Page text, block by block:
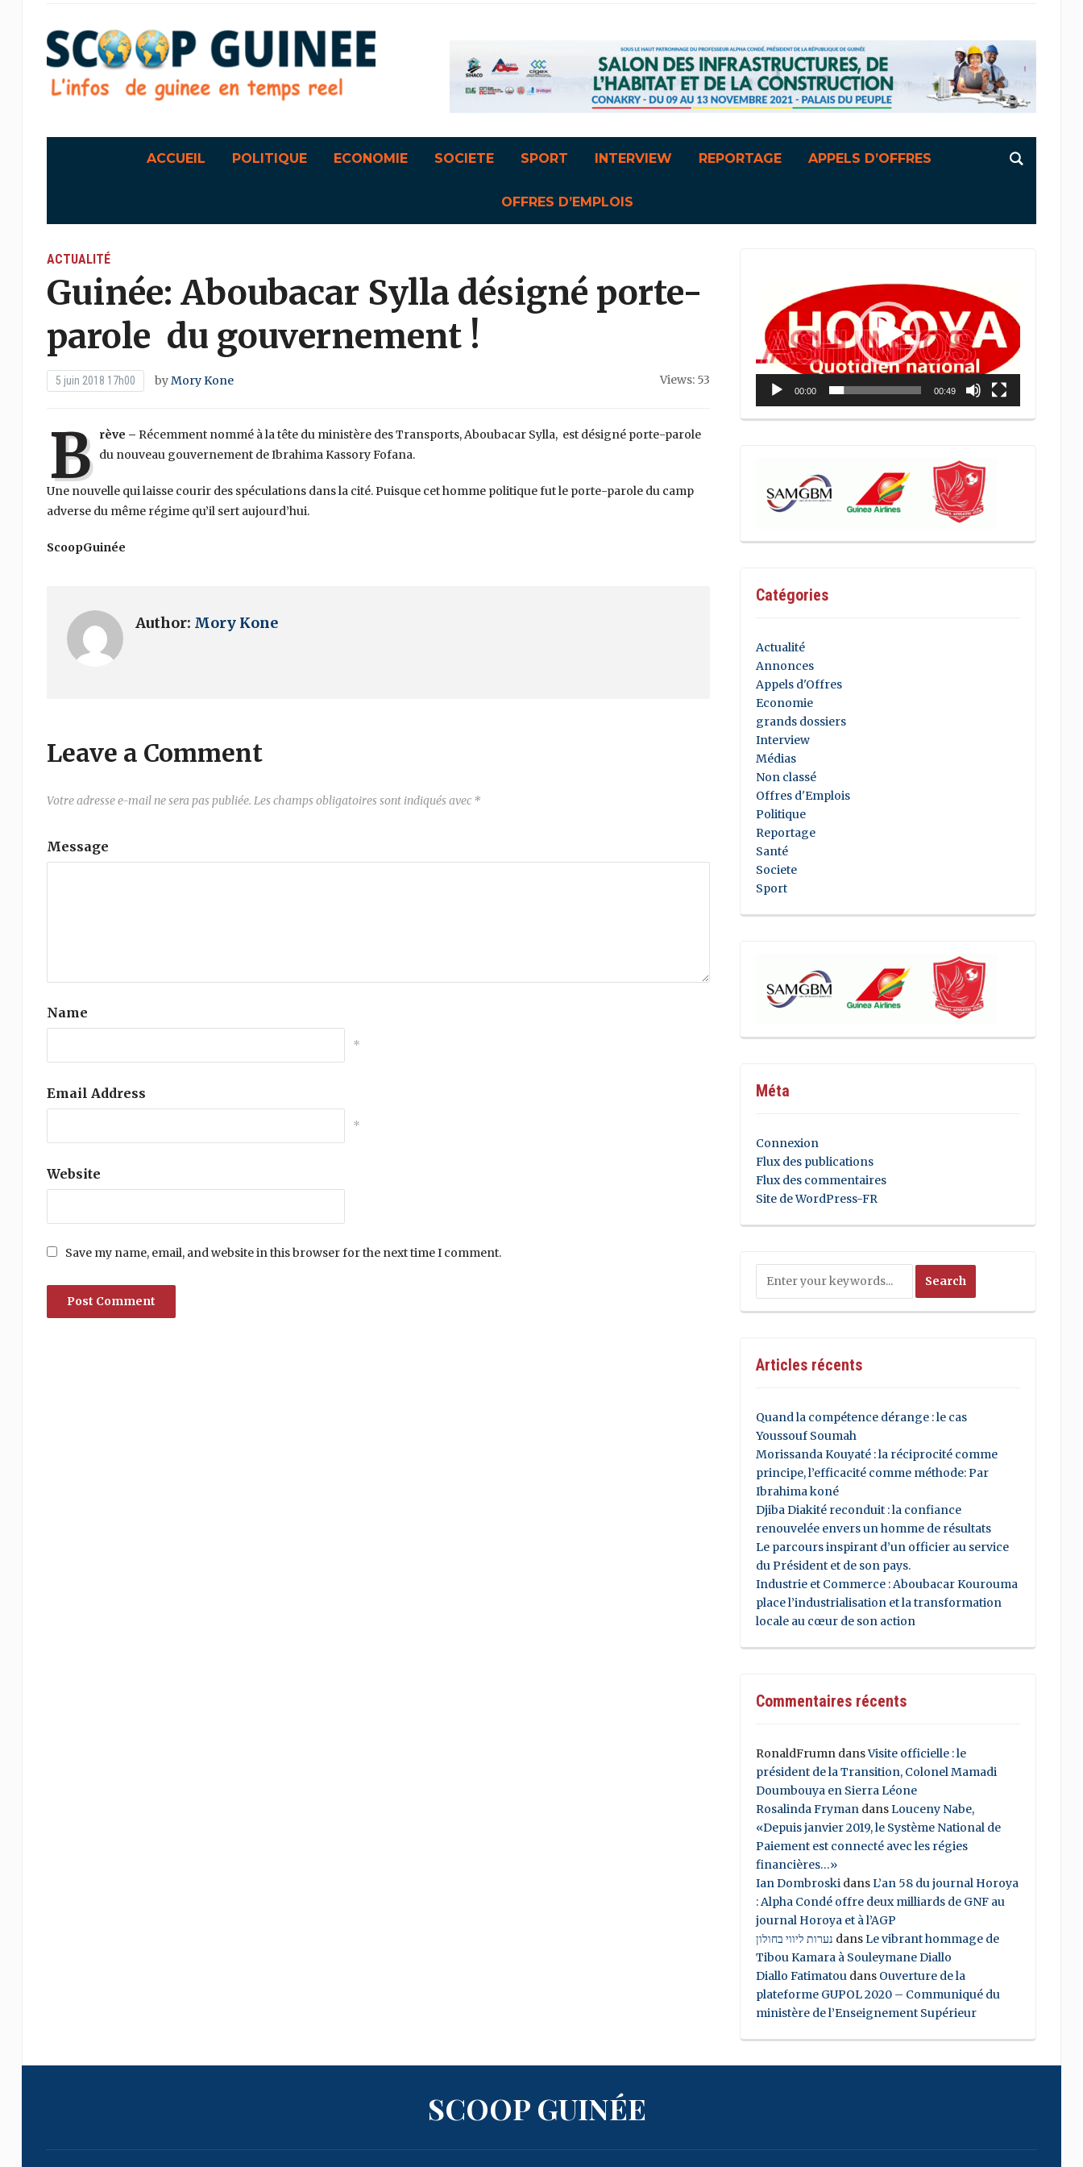
ACCUEIL POLITIQUE ECONOMIE SOCIETE SPORT INTERVIEW REPORTAGE APPELS D’OFFRES
OFFRES D’EMPLOIS
ACTUALITÉ
Guinée: Aboubacar Sylla désigné porte-
parole du gouvernement !
5 juin 2018 17h00 byMory Kone Views: 53
B rève – Récemment nommé à la tête du ministère des Transports, Aboubacar Sylla, est désigné porte-parole
du nouveau gouvernement de Ibrahima Kassory Fofana.
Une nouvelle qui laisse courir des spéculations dans la cité. Puisque cet homme politique fut le porte-parole du camp
adverse du même régime qu’il sert aujourd’hui.
ScoopGuinée
Author: Mory Kone
Leave a Comment
Votre adresse e-mail ne sera pas publiée. Les champs obligatoires sont indiqués avec *
Message
Name
*
Email Address
*
Website
Save my name, email, and website in this browser for the next time I comment.
00:00 00:49
Catégories
Actualité
Annonces
Appels d'Offres
Economie
grands dossiers
Interview
Médias
Non classé
Offres d'Emplois
Politique
Reportage
Santé
Societe
Sport
Méta
Connexion
Flux des publications
Flux des commentaires
Site de WordPress-FR
Articles récents
Quand la compétence dérange : le cas
Youssouf Soumah
Morissanda Kouyaté : la réciprocité comme
principe, l’efficacité comme méthode: Par
Ibrahima koné
Djiba Diakité reconduit : la confiance
renouvelée envers un homme de résultats
Le parcours inspirant d’un officier au service
du Président et de son pays.
Industrie et Commerce : Aboubacar Kourouma
place l’industrialisation et la transformation
locale au cœur de son action
Commentaires récents
RonaldFrumndansVisite officielle : le
président de la Transition, Colonel Mamadi
Doumbouya en Sierra Léone
Rosalinda FrymandansLouceny Nabe,
«Depuis janvier 2019, le Système National de
Paiement est connecté avec les régies
financières…»
Ian DombroskidansL’an 58 du journal Horoya
: Alpha Condé offre deux milliards de GNF au
journal Horoya et à l’AGP
נערות ליווי בחולון dansLe vibrant hommage de
Tibou Kamara à Souleymane Diallo
Diallo Fatimatoudans Ouverture de la
plateforme GUPOL 2020 – Communiqué du
ministère de l’Enseignement Supérieur
SCOOP GUINÉE